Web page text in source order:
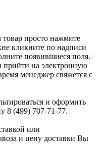
просто нажмите
кликните по надписи
появившиеся поля.
прийти на электронную
менеджер свяжется с
и оформить
8 (499) 707-71-77.
или
и цену доставки Вы